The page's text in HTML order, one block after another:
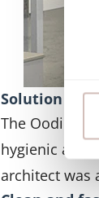
ja
Solution
The Oodi
hygienic and
architect was